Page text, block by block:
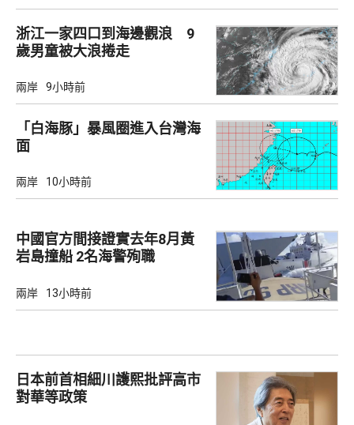
浙江一家四口到海邊觀浪 9
歲男童被大浪捲走
兩岸 9小時前
「白海豚」暴風圈進入台灣海
面
兩岸 10小時前
中國官方間接證實去年8月黃
岩島撞船 2名海警殉職
兩岸 13小時前
日本前首相細川護熙批評高市
對華等政策